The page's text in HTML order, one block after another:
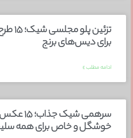
تزئین
برای دیس‌های برنج
ادامه مطلب »
سرهمی شیک
خوشگل و خاص برای همه